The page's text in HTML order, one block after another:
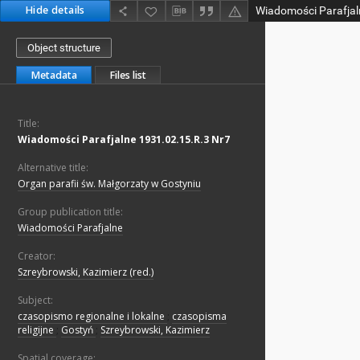
Hide details Wiadomości
Object structure
Metadata Files list
Title:
Wiadomości Parafjalne 1931.02.15.R.3 Nr7
Alternative title:
Organ parafii św. Małgorzaty w Gostyniu
Group publication title:
Wiadomości Parafjalne
Creator:
Szreybrowski, Kazimierz (red.)
Subject:
czasopismo regionalne i lokalne
czasopisma
religijne
Gostyń Szreybrowski, Kazimierz